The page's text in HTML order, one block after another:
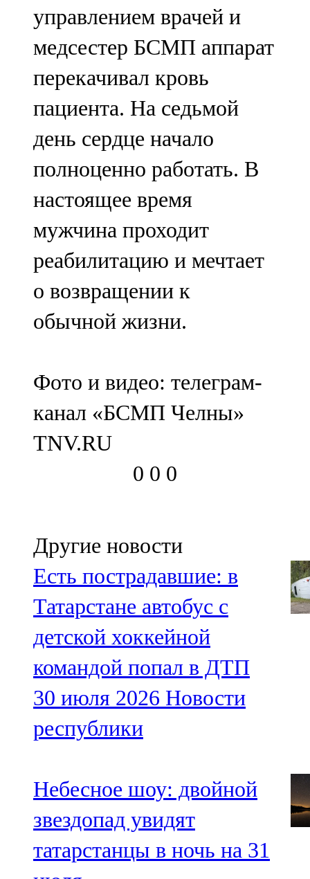
управлением врачей и
медсестер БСМП аппарат
перекачивал кровь
пациента. На седьмой
день сердце начало
полноценно работать. В
настоящее время
мужчина проходит
реабилитацию и мечтает
о возвращении к
обычной жизни.
Фото и видео: телеграм-
канал «БСМП Челны»
TNV.RU
0 0 0
Другие новости
Есть пострадавшие: в
Татарстане автобус с
детской хоккейной
командой попал в ДТП
30 июля 2026 Новости
республики
Небесное шоу: двойной
звездопад увидят
татарстанцы в ночь на 31